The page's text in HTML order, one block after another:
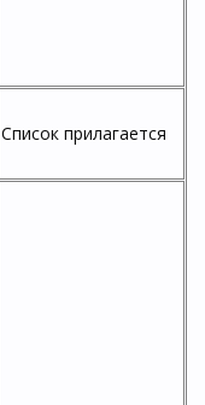
Список прилагается